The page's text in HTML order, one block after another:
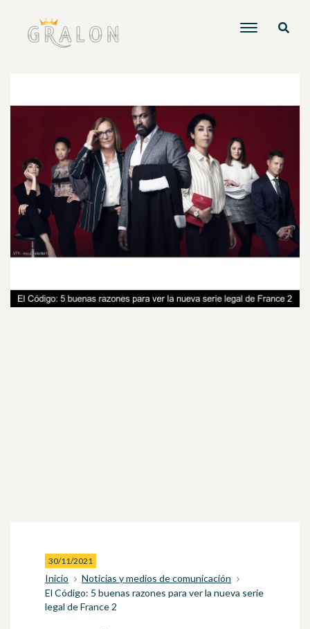
30/11/2021
Inicio
Noticias y medios de comunicación
El Código: 5 buenas razones para ver la nueva serie
legal de France 2